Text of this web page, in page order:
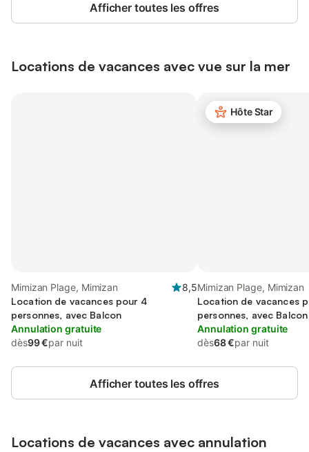
Afficher toutes les offres
Locations de vacances avec vue sur la mer
Mimizan Plage, Mimizan
8,5
Location de vacances pour 4
personnes, avec Balcon
Annulation gratuite
dès99 €par nuit
Hôte Star
Mimizan Plage, Mimizan
Location de vacances
personnes, avec Balcon
Annulation gratuite
dès68 €par nuit
Afficher toutes les offres
Locations de vacances avec annulation